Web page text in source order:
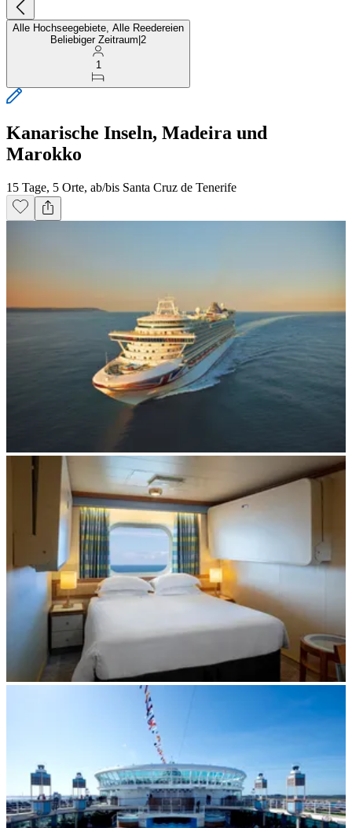
Alle Hochseegebiete, Alle Reedereien
Beliebiger Zeitraum 2
1
Kanarische Inseln, Madeira und
Marokko
15 Tage, 5 Orte, ab/bis Santa Cruz de Tenerife